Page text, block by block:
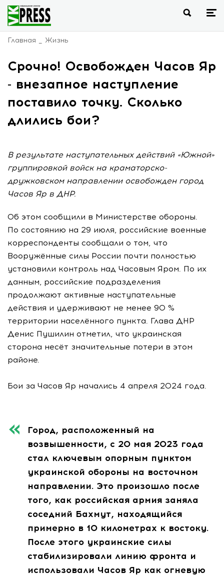
Главная Жизнь
Срочно! Освобожден Часов Яр
- внезапное наступление
поставило точку. Сколько
длились бои?
В результате наступательных действий «Южной»
группировкой войск на краматорско-
дружковском направлении освобожден город
Часов Яр в ДНР.
Об этом сообщили в Министерстве обороны.
По состоянию на 29 июля, российские военные
корреспонденты сообщали о том, что
Вооружённые силы России почти полностью
установили контроль над Часовым Яром. По их
данным, российские подразделения
продолжают активные наступательные
действия и удерживают не менее 90 %
территории населённого пункта. Глава ДНР
Денис Пушилин отметил, что украинская
сторона несёт значительные потери в этом
районе.
Бои за Часов Яр начались 4 апреля 2024 года.
Город, расположенный на
возвышенности, с 20 мая 2023 года
стал ключевым опорным пунктом
украинской обороны на восточном
направлении. Это произошло после
того, как российская армия заняла
соседний Бахмут, находящийся
примерно в 10 километрах к востоку.
После этого украинские силы
стабилизировали линию фронта и
использовали Часов Яр как огневую